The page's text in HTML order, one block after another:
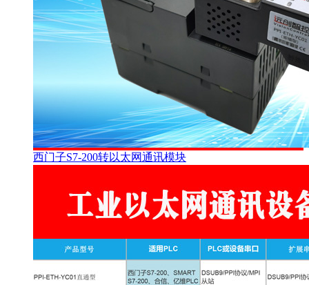
西门子S7-200转以太网通讯模块